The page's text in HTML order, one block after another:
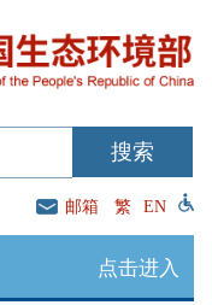
邮箱 繁 EN
点击进入